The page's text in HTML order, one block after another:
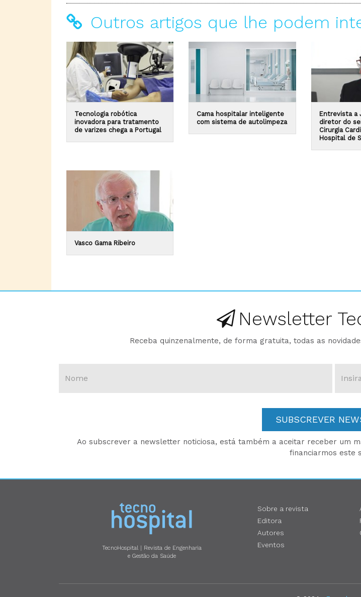
Outros artigos que lhe podem
Tecnologia robótica
inovadora para tratamento
de varizes chega a Portugal
Cama hospitalar inteligente
com sistema de autolimpeza
Entrevista a
diretor do
Cirurgia
Hospital de
Vasco Gama Ribeiro
Newsletter
Receba quinzenalmente, de forma gratuita, todas as
SUBSCREVER
Ao subscrever a newsletter noticiosa, está também a aceitar receber um
financiarmos este
TecnoHospital | Revista de Engenharia
e Gestão da Saúde
Sobre a revista
Editora
Autores
Eventos